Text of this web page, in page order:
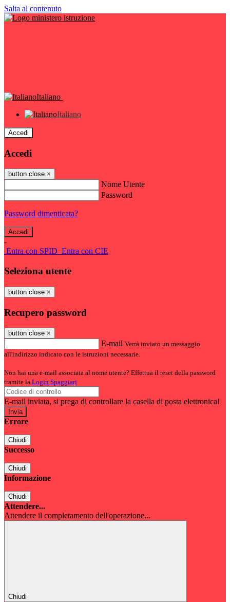
Salta al contenuto
Italiano
Italiano
Accedi
Accedi
button close ×
Nome Utente
Password
Password dimenticata?
-
Entra con SPID Entra con CIE
Seleziona utente
button close ×
Recupero password
button close ×
E-mail Verrà inviato un messaggio
all'indirizzo indicato con le istruzioni necessarie.
Non hai una e-mail associata al nome utente? Effettua il reset della password
tramite la Login Spaggiari
E-mail inviata, si prega di controllare la casella di posta elettronica!
Errore
Chiudi
Successo
Chiudi
Informazione
Chiudi
Attendere...
Attendere il completamento dell'operazione...
Chiudi